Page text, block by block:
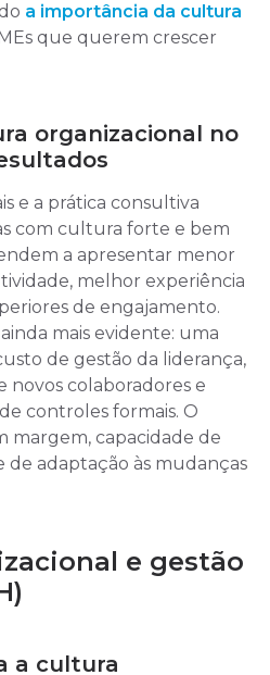
a importância da cultura
que querem crescer
organizacional no
e a prática consultiva
com cultura forte e bem
a apresentar menor
melhor experiência
de engajamento.
mais evidente: uma
de gestão da liderança,
novos colaboradores e
controles formais. O
margem, capacidade de
de adaptação às mudanças
e gestão
a cultura